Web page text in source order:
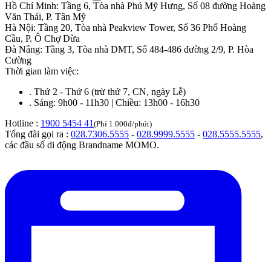
Hồ Chí Minh: Tầng 6, Tòa nhà Phú Mỹ Hưng, Số 08 đường Hoàng
Văn Thái, P. Tân Mỹ
Hà Nội: Tầng 20, Tòa nhà Peakview Tower, Số 36 Phố Hoàng
Cầu, P. Ô Chợ Dừa
Đà Nẵng: Tầng 3, Tòa nhà DMT, Số 484-486 đường 2/9, P. Hòa
Cường
Thời gian làm việc:
. Thứ 2 - Thứ 6 (trừ thứ 7, CN, ngày Lễ)
. Sáng: 9h00 - 11h30 | Chiều: 13h00 - 16h30
Hotline : 1900 5454 41 (Phí 1.000đ/phút)
Tổng đài gọi ra : 028.7306.5555 - 028.9999.5555 - 028.5555.5555,
các đầu số di động Brandname MOMO.